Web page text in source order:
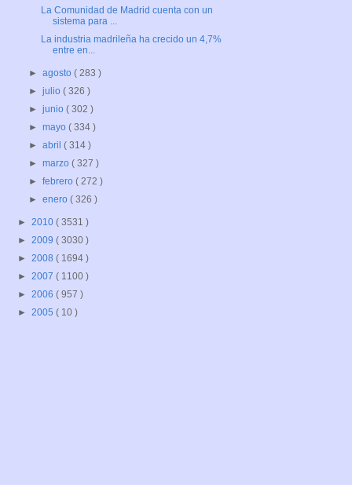
La Comunidad de Madrid cuenta con un
sistema para ...
La industria madrileña ha crecido un 4,7%
entre en...
►agosto( 283 )
►julio( 326 )
►junio( 302 )
►mayo( 334 )
►abril( 314 )
►marzo( 327 )
►febrero( 272 )
►enero( 326 )
► 2010 ( 3531 )
► 2009 ( 3030 )
► 2008 ( 1694 )
► 2007 ( 1100 )
► 2006 ( 957 )
► 2005 ( 10 )